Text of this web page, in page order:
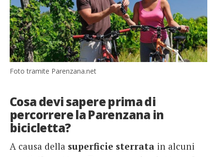
Foto tramite Parenzana.net
Cosa devi sapere prima di
percorrere la Parenzana in
bicicletta?
A causa della superficie sterrata in alcuni